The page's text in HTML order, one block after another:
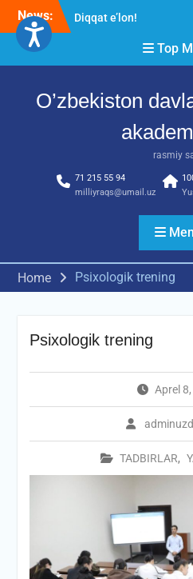
Skip
content
News:
Diqqat e’lon!
2026” tadbiri bo‘lib o‘tdi
RESPUBLIKA ILMIY-
Top
O’zbekiston
rasmiy
71 215 55 94
milliyraqs@umail.uz
Home Psixologik trening
Psixologik trening
Aprel
TADBIRLAR,